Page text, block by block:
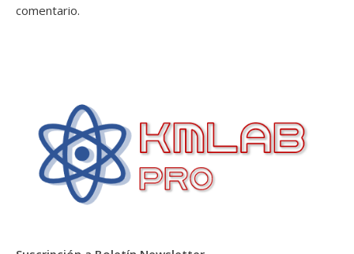
comentario.